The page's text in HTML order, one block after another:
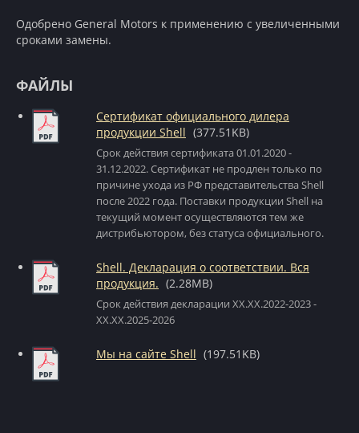
Одобрено General Motors к применению с увеличенными
сроками замены.
ФАЙЛЫ
Сертификат официального дилера
продукции Shell (377.51KB)
Срок действия сертификата 01.01.2020 -
31.12.2022. Сертификат не продлен только по
причине ухода из РФ представительства Shell
после 2022 года. Поставки продукции Shell на
текущий момент осуществляются тем же
дистрибьютором, без статуса официального.
Shell. Декларация о соответствии. Вся
продукция. (2.28MB)
Срок действия декларации XX.XX.2022-2023 -
XX.XX.2025-2026
Мы на сайте Shell (197.51KB)